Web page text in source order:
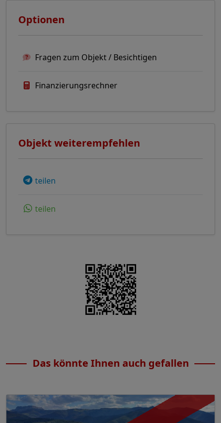
Optionen
Fragen zum Objekt / Besichtigen
Finanzierungsrechner
Objekt weiterempfehlen
teilen
teilen
Das könnte Ihnen auch gefallen